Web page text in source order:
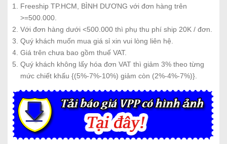
Freeship TP.HCM, BÌNH DƯƠNG với đơn hàng trên
>=500.000.
Với đơn hàng dưới <500.000 thì phụ thu phí ship 20K / đơn.
Quý khách muốn mua giá sỉ xin vui lòng liên hệ.
Giá trên chưa bao gồm thuế VAT.
Quý khách không lấy hóa đơn VAT thì giảm 3% theo từng
mức chiết khấu {(5%-7%-10%) giảm còn (2%-4%-7%)}.